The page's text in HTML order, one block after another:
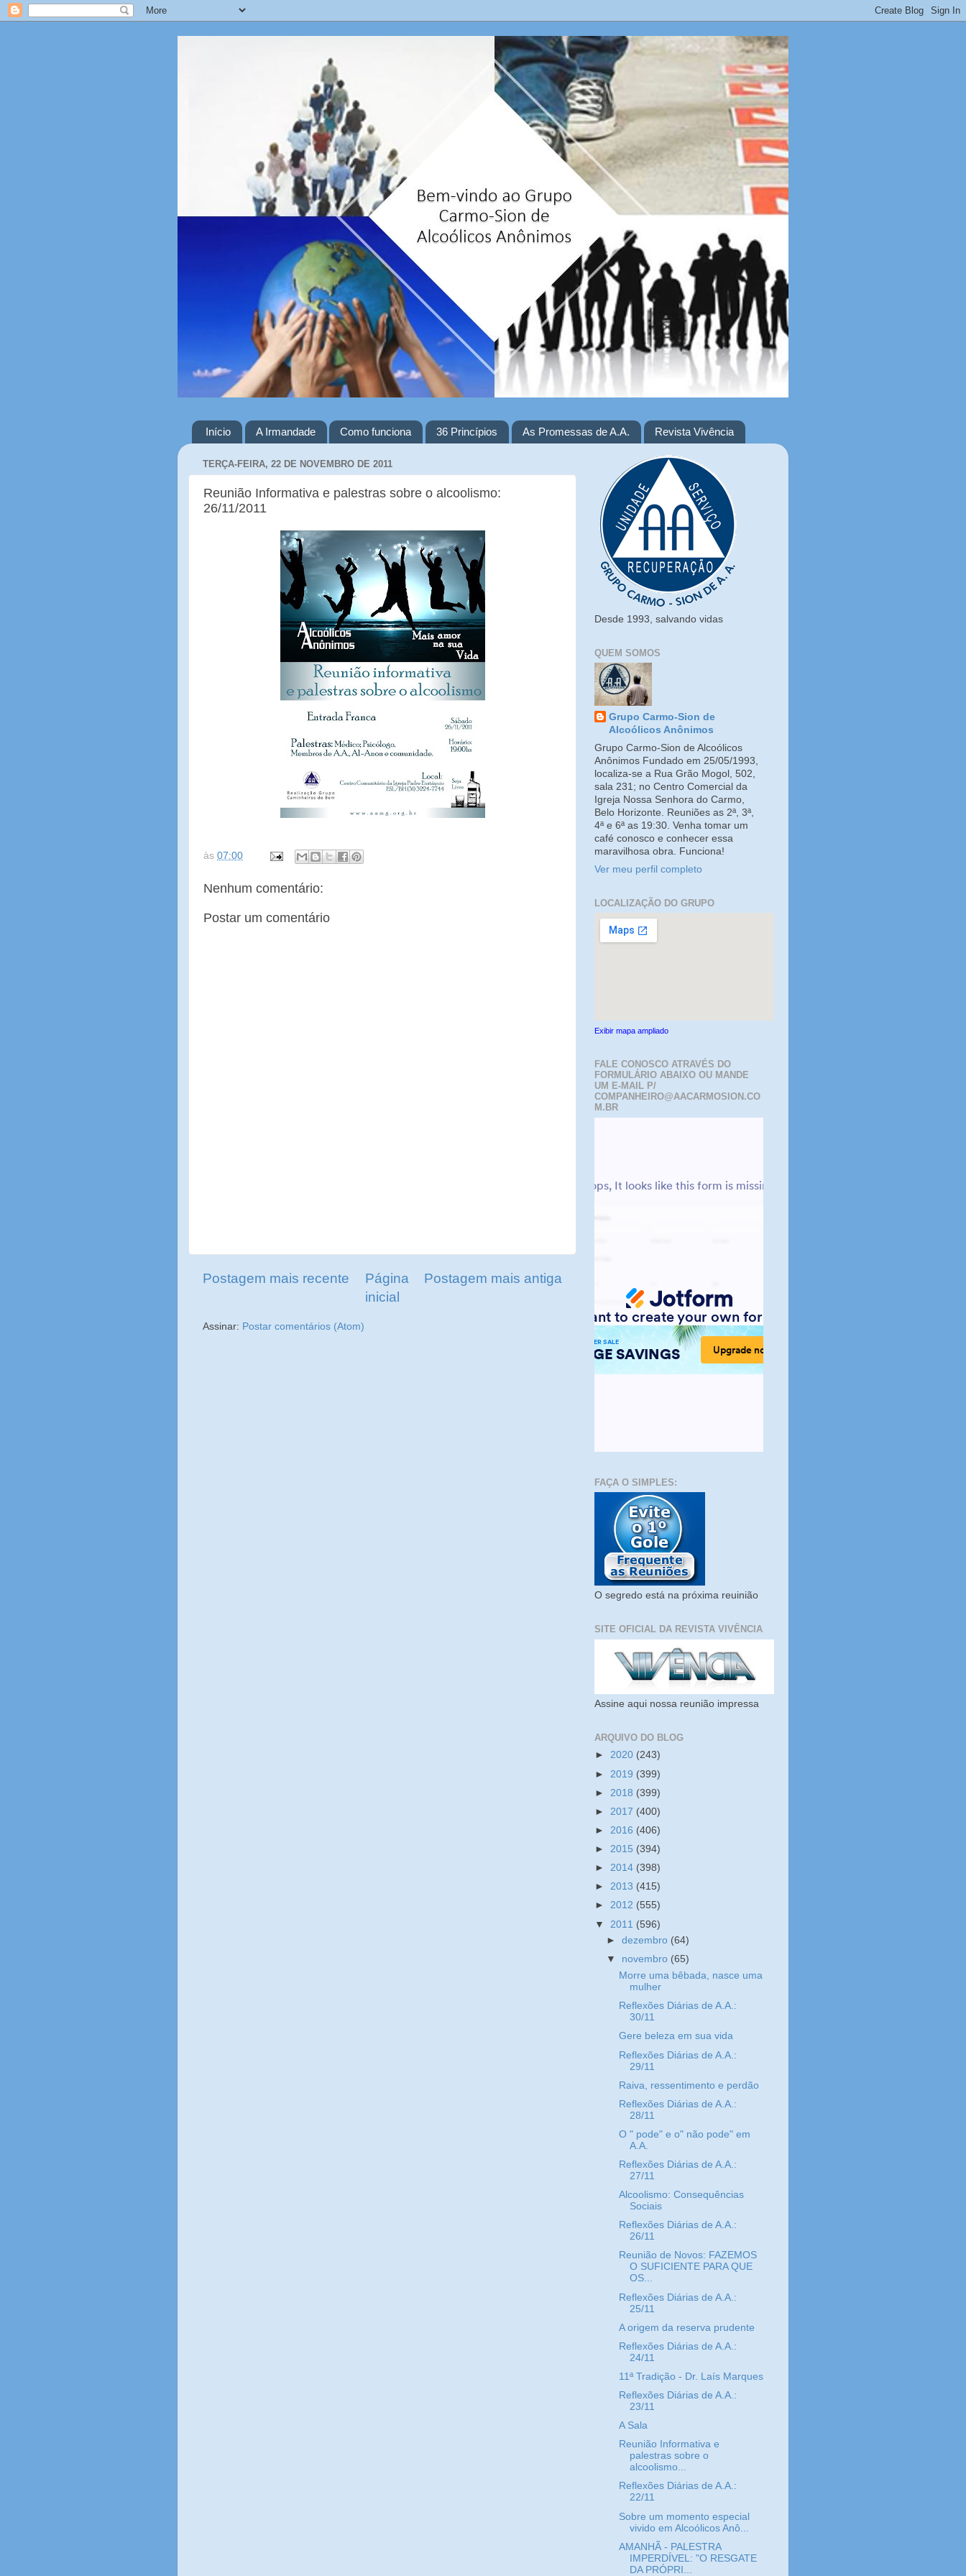
Início A Irmandade Como funciona 36 Princípios As Promessas de A.A. Revista Vivência
TERÇA-FEIRA, 22 DE NOVEMBRO DE 2011
Reunião Informativa e palestras sobre o alcoolismo:
26/11/2011
às 07:00
Nenhum comentário:
Postar um comentário
Postagem mais recente Postagem mais antiga
Página
inicial
Assinar: Postar comentários (Atom)
Desde 1993, salvando vidas
QUEM SOMOS
Grupo Carmo-Sion de
Alcoólicos Anônimos
Grupo Carmo-Sion de Alcoólicos
Anônimos Fundado em 25/05/1993,
localiza-se a Rua Grão Mogol, 502,
sala 231; no Centro Comercial da
Igreja Nossa Senhora do Carmo,
Belo Horizonte. Reuniões as 2ª, 3ª,
4ª e 6ª as 19:30. Venha tomar um
café conosco e conhecer essa
maravilhosa obra. Funciona!
Ver meu perfil completo
LOCALIZAÇÃO DO GRUPO
Exibir mapa ampliado
FALE CONOSCO ATRAVÉS DO
FORMULÁRIO ABAIXO OU MANDE
UM E-MAIL P/
COMPANHEIRO@AACARMOSION.CO
M.BR
FAÇA O SIMPLES:
O segredo está na próxima reuinião
SITE OFICIAL DA REVISTA VIVÊNCIA
Assine aqui nossa reunião impressa
ARQUIVO DO BLOG
► 2020 (243)
► 2019 (399)
► 2018 (399)
► 2017 (400)
► 2016 (406)
► 2015 (394)
► 2014 (398)
► 2013 (415)
► 2012 (555)
▼ 2011 (596)
►dezembro (64)
▼ novembro (65)
Morre uma bêbada, nasce uma
mulher
Reflexões Diárias de A.A.:
30/11
Gere beleza em sua vida
Reflexões Diárias de A.A.:
29/11
Raiva, ressentimento e perdão
Reflexões Diárias de A.A.:
28/11
O " pode" e o" não pode" em
A.A.
Reflexões Diárias de A.A.:
27/11
Alcoolismo: Consequências
Sociais
Reflexões Diárias de A.A.:
26/11
Reunião de Novos: FAZEMOS
O SUFICIENTE PARA QUE
OS...
Reflexões Diárias de A.A.:
25/11
A origem da reserva prudente
Reflexões Diárias de A.A.:
24/11
11ª Tradição - Dr. Laís Marques
Reflexões Diárias de A.A.:
23/11
A Sala
Reunião Informativa e
palestras sobre o
alcoolismo...
Reflexões Diárias de A.A.:
22/11
Sobre um momento especial
vivido em Alcoólicos Anô...
AMANHÃ - PALESTRA
IMPERDÍVEL: "O RESGATE
DA PRÓPRI...